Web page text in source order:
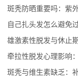
斑秃防晒重要吗：紫
自己扎头发怎么避免
雄激素性脱发与休止
牵拉性脱发心理影响
斑秃与维生素缺乏：